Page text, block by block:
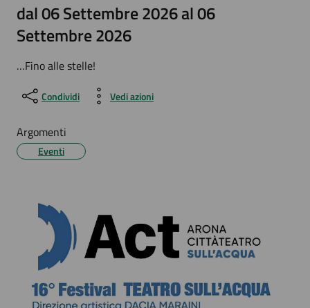
dal 06 Settembre 2026 al 06
Settembre 2026
…Fino alle stelle!
Condividi Vedi azioni
Argomenti
Eventi